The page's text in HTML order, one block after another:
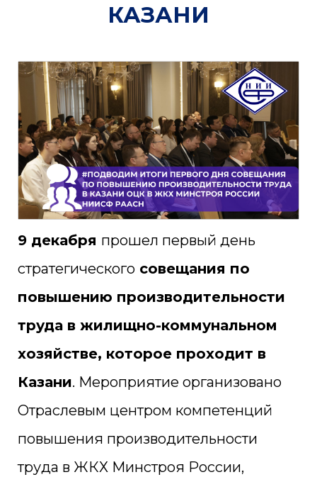
КАЗАНИ
9 декабря прошел первый день
стратегического совещания по
повышению производительности
труда в жилищно-коммунальном
хозяйстве, которое проходит в
Казани. Мероприятие организовано
Отраслевым центром компетенций
повышения производительности
труда в ЖКХ Минстроя России,